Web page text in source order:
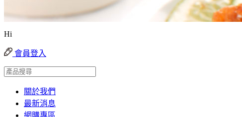
Hi
會員登入
關於我們
最新消息
網購專區